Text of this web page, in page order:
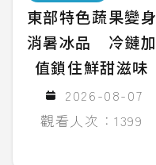
東部特色蔬果變身
消暑冰品 冷鏈加
值鎖住鮮甜滋味
2026-08-07
觀看人次：1399